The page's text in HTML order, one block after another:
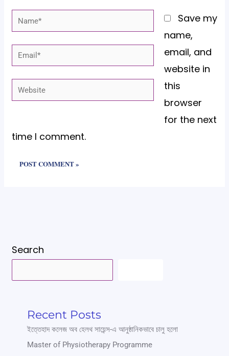
Name*
Email*
Website
Save my
name,
email, and
website in
this
browser
for the next
time I comment.
Search
Recent Posts
ইত্তেহাদ কলেজ অব হেলথ সায়েন্স-এ আনুষ্ঠানিকভাবে চালু হলো
Master of Physiotherapy Programme